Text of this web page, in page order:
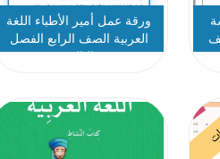
ورقة عمل أمير الأطباء اللغة
العربية الصف الرابع الفصل
الثالث